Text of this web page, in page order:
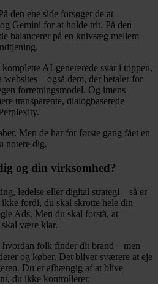
den ene side forsøger de at
Gemini for at holde trit. På den
balancerer på en knivsæg mellem
AI-genererede svar i toppen,
– også dem, der betaler for
forretningsmodel. Og imens
transparente, dialogbaserede
Men de har for første gang fået en
notere dig.
og din virksomhed?
ledelse eller digital strategi – så er
fordi, du skal skrotte hele din
Ads. Men du skal forstå, at
være klar.
folk finder dit brand – men
og køber. Det bliver sværere at eje
Du er afhængig af at blive
du ikke kontrollerer.